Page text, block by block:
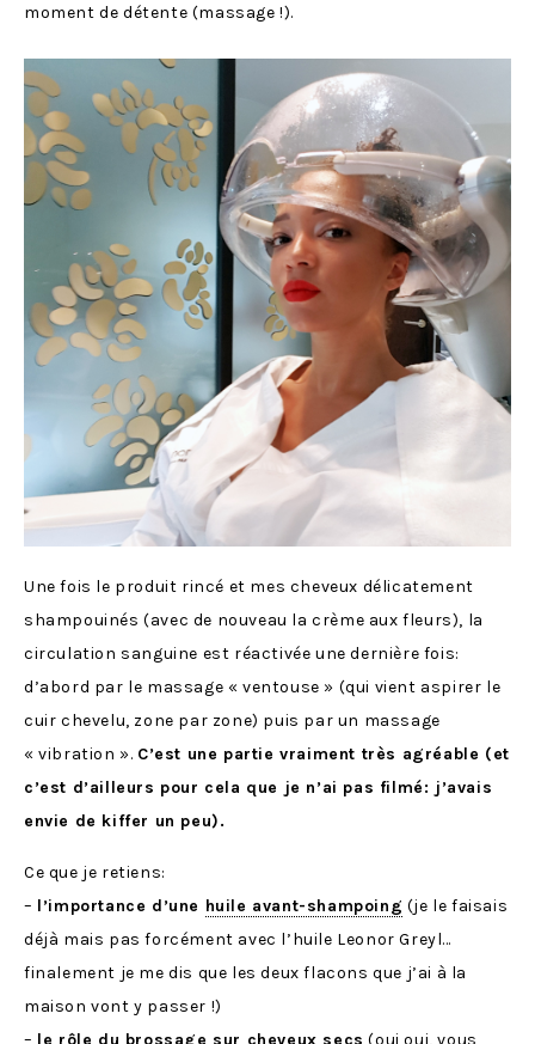
moment de détente (massage !).
Une fois le produit rincé et mes cheveux délicatement
shampouinés (avec de nouveau la crème aux fleurs), la
circulation sanguine est réactivée une dernière fois:
d’abord par le massage « ventouse » (qui vient aspirer le
cuir chevelu, zone par zone) puis par un massage
« vibration ». C’est une partie vraiment très agréable (et
c’est d’ailleurs pour cela que je n’ai pas filmé: j’avais
envie de kiffer un peu).
Ce que je retiens:
– l’importance d’une huile avant-shampoing (je le faisais
déjà mais pas forcément avec l’huile Leonor Greyl…
finalement je me dis que les deux flacons que j’ai à la
maison vont y passer !)
– le rôle du brossage sur cheveux secs (oui oui, vous